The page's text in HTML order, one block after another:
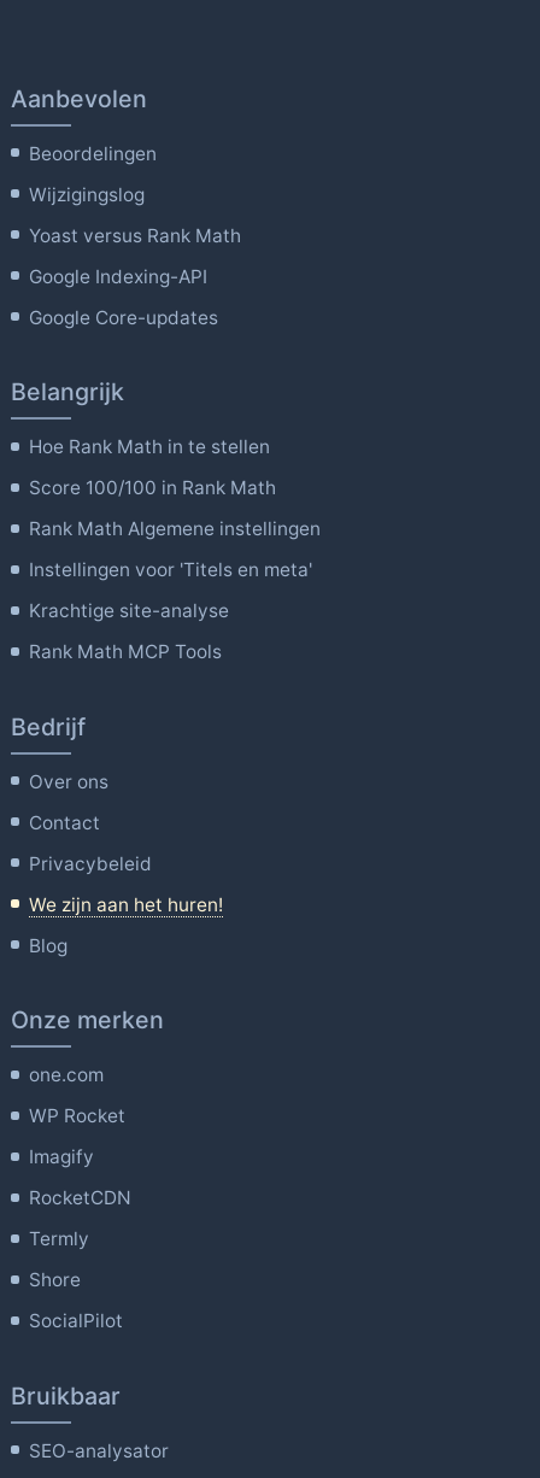
Aanbevolen
Beoordelingen
Wijzigingslog
Yoast versus Rank Math
Google Indexing-API
Google Core-updates
Belangrijk
Hoe Rank Math in te stellen
Score 100/100 in Rank Math
Rank Math Algemene instellingen
Instellingen voor 'Titels en meta'
Krachtige site-analyse
Rank Math MCP Tools
Bedrijf
Over ons
Contact
Privacybeleid
We zijn aan het huren!
Blog
Onze merken
one.com
WP Rocket
Imagify
RocketCDN
Termly
Shore
SocialPilot
Bruikbaar
SEO-analysator